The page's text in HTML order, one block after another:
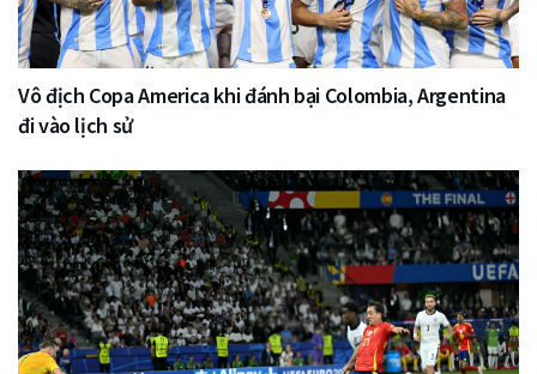
Vô địch Copa America khi đánh bại Colombia, Argentina
đi vào lịch sử